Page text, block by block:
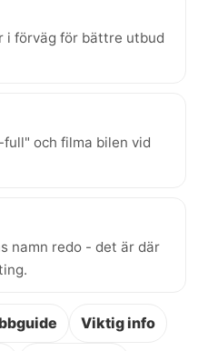
i förväg för bättre utbud
och filma bilen vid
namn redo - det är där
Viktig info